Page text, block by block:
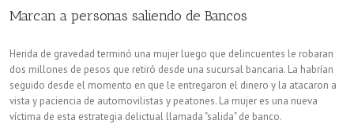
Marcan a personas saliendo de Bancos
Herida de gravedad terminó una mujer luego que delincuentes le robaran
dos millones de pesos que retiró desde una sucursal bancaria. La habrían
seguido desde el momento en que le entregaron el dinero y la atacaron a
vista y paciencia de automovilistas y peatones. La mujer es una nueva
víctima de esta estrategia delictual llamada "salida" de banco.